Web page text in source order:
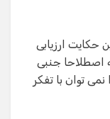
حکایت ارزیابی
اصطلاحا جنبی
توان با تفکر